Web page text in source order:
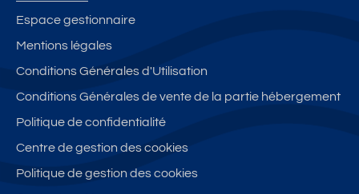
Espace gestionnaire
Mentions légales
Conditions Générales d'Utilisation
Conditions Générales de vente de la partie hébergement
Politique de confidentialité
Centre de gestion des cookies
Politique de gestion des cookies